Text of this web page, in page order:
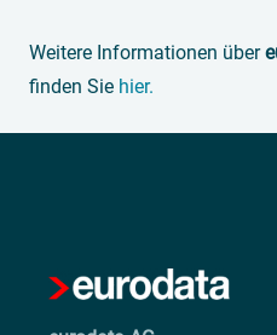
Weitere Informationen über
finden Sie hier.